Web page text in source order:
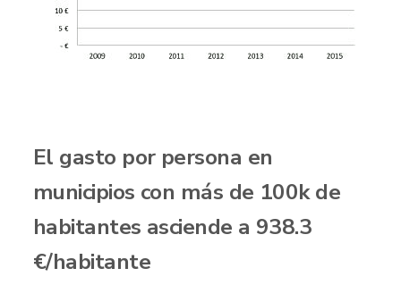
El gasto por persona en
municipios con más de 100k de
habitantes asciende a 938.3
€/habitante